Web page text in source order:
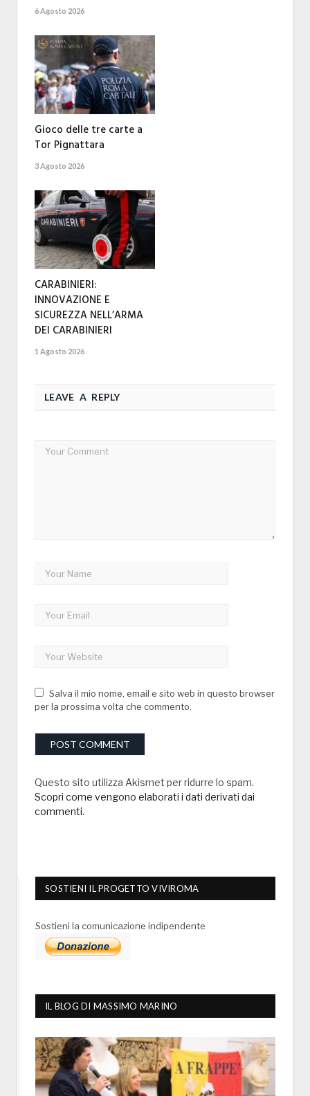
6 Agosto 2026
Gioco delle tre carte a
Tor Pignattara
3 Agosto 2026
CARABINIERI:
INNOVAZIONE E
SICUREZZA NELL’ARMA
DEI CARABINIERI
1 Agosto 2026
LEAVE A REPLY
Salva il mio nome, email e sito web in questo browser
per la prossima volta che commento.
Questo sito utilizza Akismet per ridurre lo spam.
Scopri come vengono elaborati i dati derivati dai
commenti.
SOSTIENI IL PROGETTO VIVIROMA
Sostieni la comunicazione indipendente
IL BLOG DI MASSIMO MARINO